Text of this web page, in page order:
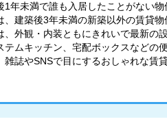
1年未満で誰も入居したことがない
、建築後3年未満の新築以外の賃貸
、外観・内装ともにきれいで最新の
テムキッチン、宅配ボックスなどの
雑誌やSNSで目にするおしゃれな賃